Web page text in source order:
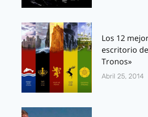
Los 12
escritorio
Tronos»
Abril 25, 2014